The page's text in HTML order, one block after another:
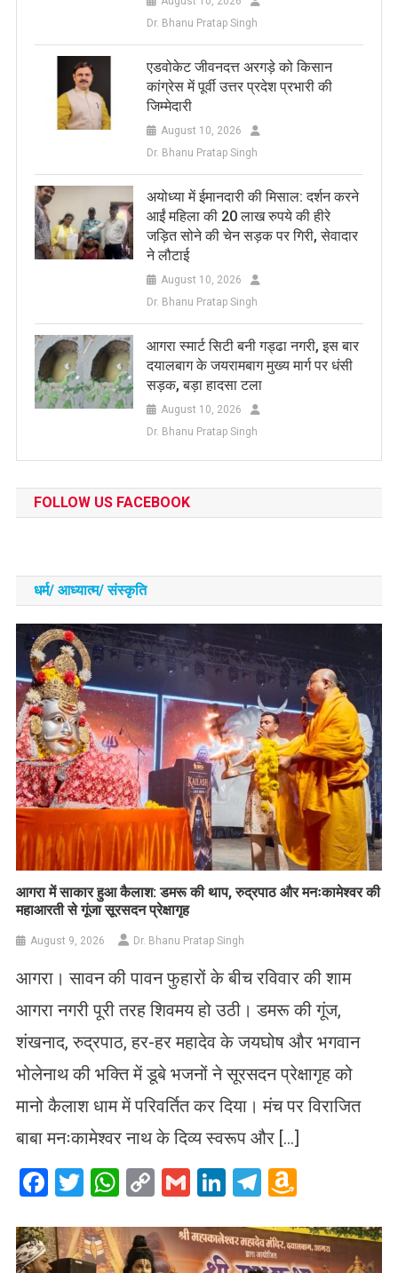
Dr. Bhanu Pratap Singh
एडवोकेट जीवनदत्त अरगड़े को किसान
कांग्रेस में पूर्वी उत्तर प्रदेश प्रभारी की
जिम्मेदारी
August 10, 2026
Dr. Bhanu Pratap Singh
अयोध्या में ईमानदारी की मिसाल: दर्शन करने
आईं महिला की 20 लाख रुपये की हीरे
जड़ित सोने की चेन सड़क पर गिरी, सेवादार
ने लौटाई
August 10, 2026
Dr. Bhanu Pratap Singh
आगरा स्मार्ट सिटी बनी गड्ढा नगरी, इस बार
दयालबाग के जयरामबाग मुख्य मार्ग पर धंसी
सड़क, बड़ा हादसा टला
August 10, 2026
Dr. Bhanu Pratap Singh
FOLLOW US FACEBOOK
धर्म/ आध्‍यात्‍म/ संस्‍कृति
आगरा में साकार हुआ कैलाश: डमरू की थाप, रुद्रपाठ और मनःकामेश्वर की
महाआरती से गूंजा सूरसदन प्रेक्षागृह
August 9, 2026 Dr. Bhanu Pratap Singh
आगरा। सावन की पावन फुहारों के बीच रविवार की शाम
आगरा नगरी पूरी तरह शिवमय हो उठी। डमरू की गूंज,
शंखनाद, रुद्रपाठ, हर-हर महादेव के जयघोष और भगवान
भोलेनाथ की भक्ति में डूबे भजनों ने सूरसदन प्रेक्षागृह को
मानो कैलाश धाम में परिवर्तित कर दिया। मंच पर विराजित
बाबा मनःकामेश्वर नाथ के दिव्य स्वरूप और […]
Facebook
Twitter
WhatsApp
CopyGmailLinkedIn
Telegram
List